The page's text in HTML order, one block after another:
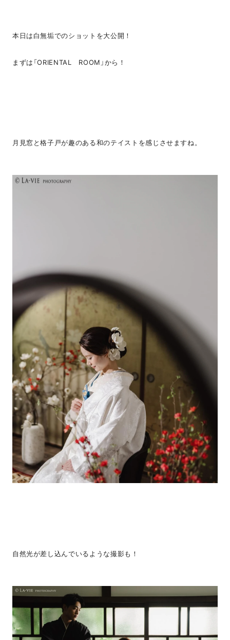
本日は白無垢でのショットを大公開！
まずは「ORIENTAL ROOM」から！
月見窓と格子戸が趣のある和のテイストを感じさせますね。
自然光が差し込んでいるような撮影も！